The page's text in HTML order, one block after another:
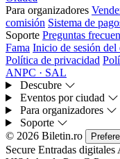
Para organizadores
comisión Sistema de
Soporte Preguntas
Fama Inicio de sesión del
Política de privacidad
ANPC · SAL
Descubre
Eventos por ciudad
Para organizadores
Soporte
© 2026 Biletin.ro
Secure Entradas digitales